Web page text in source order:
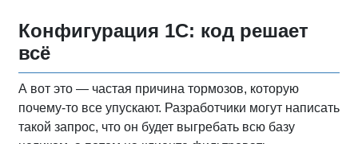
Конфигурация 1С: код решает
всё
А вот это — частая причина тормозов, которую
почему-то все упускают. Разработчики могут написать
такой запрос, что он будет выгребать всю базу